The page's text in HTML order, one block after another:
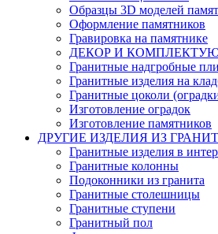
Образцы 3D моделей
Оформление памятников
Гравировка на памятнике
ДЕКОР И
Гранитные надгробные
Гранитные изделия на
Гранитные цоколи
Изготовление оградок
Изготовление памятников
ДРУГИЕ ИЗДЕЛИЯ ИЗ
Гранитные изделия в
Гранитные колонны
Подоконники из гранита
Гранитные столешницы
Гранитные ступени
Гранитный пол